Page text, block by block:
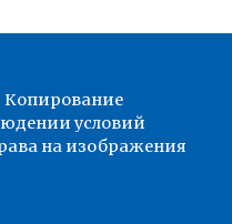
Копирование
условий
на изображения